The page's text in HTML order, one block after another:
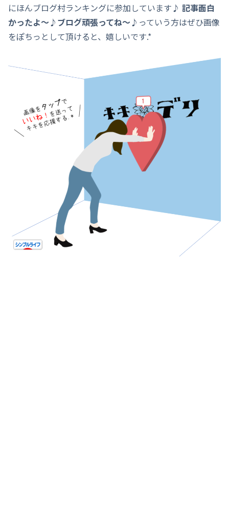
にほんブログ村ランキングに参加しています♪ 記事面白
かったよ～♪ブログ頑張ってね～♪ っていう方はぜひ画像
をぽちっとして頂けると、嬉しいです.*